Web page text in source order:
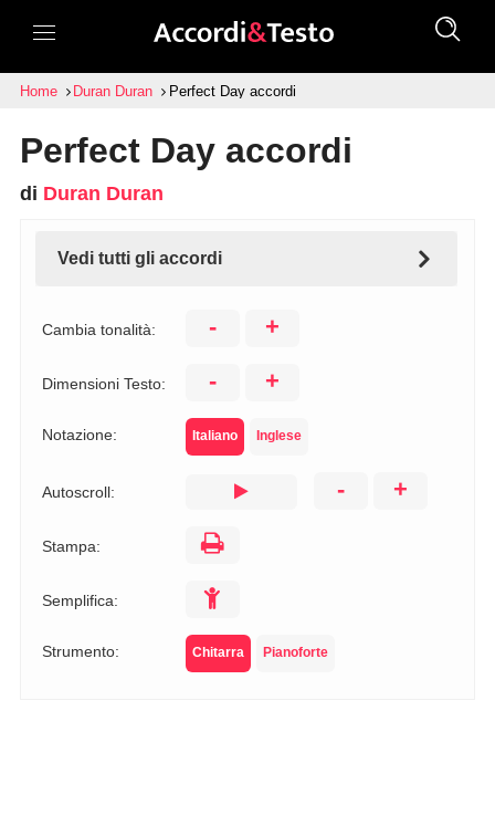
Home Duran Duran Perfect Day accordi
Perfect Day accordi
di Duran Duran
Vedi tutti gli accordi
Cambia tonalità: - +
Dimensioni Testo: - +
Notazione: Italiano Inglese
Autoscroll: - +
Stampa:
Semplifica:
Strumento: Chitarra Pianoforte